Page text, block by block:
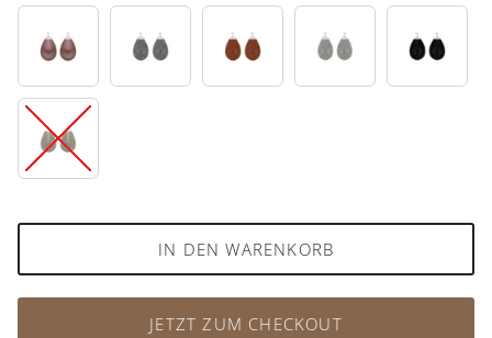
87 88 89 92 95
97
IN DEN WARENKORB
JETZT ZUM CHECKOUT